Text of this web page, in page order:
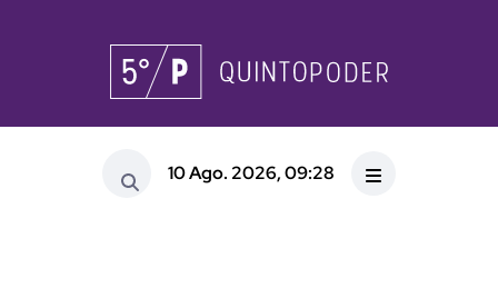
10 Ago. 2026, 09:28